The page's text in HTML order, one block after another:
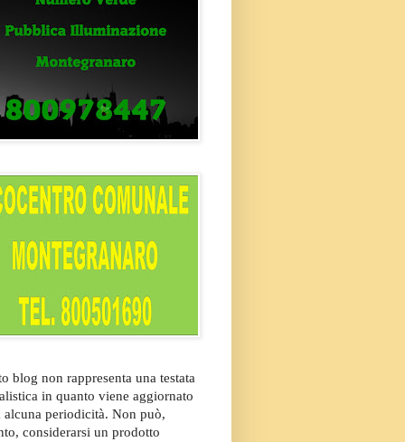
blog non rappresenta una testata
in quanto viene aggiornato
alcuna periodicità. Non può,
considerarsi un prodotto